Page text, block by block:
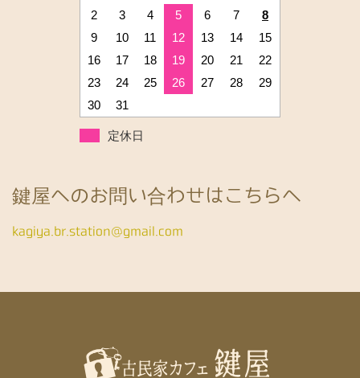
2
3 4 5 6 7
8
9
10 11 12 13 14
15
16
17 18 19 20 21
22
23
24 25 26 27 28
29
30
31
定休日
鍵屋へのお問い合わせはこちらへ
kagiya.br.station@gmail.com